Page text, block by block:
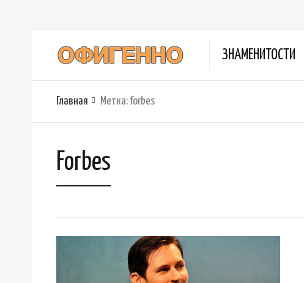
ЗНАМЕНИТОСТИ
Главная Метка:forbes
Forbes